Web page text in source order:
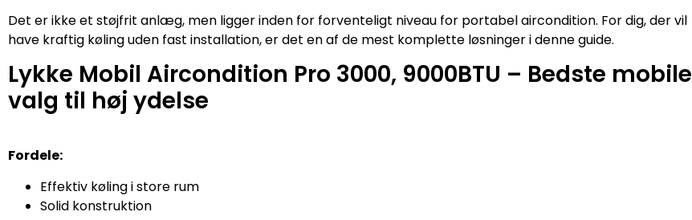
Det er ikke et støjfrit anlæg, men ligger inden for forventeligt niveau for portabel aircondition. For dig, der vil
have kraftig køling uden fast installation, er det en af de mest komplette løsninger i denne guide.
Lykke Mobil Aircondition Pro 3000, 9000BTU – Bedste mobile
valg til høj ydelse
Fordele:
Effektiv køling i store rum
Solid konstruktion